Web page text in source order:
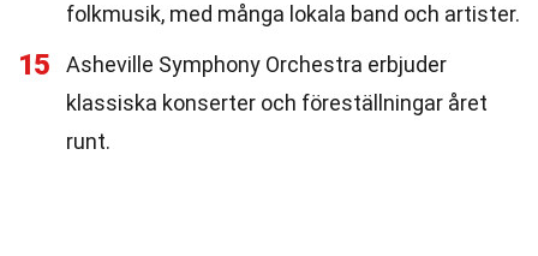
folkmusik, med många lokala band och artister.
15
Asheville Symphony Orchestra erbjuder
klassiska konserter och föreställningar året
runt.